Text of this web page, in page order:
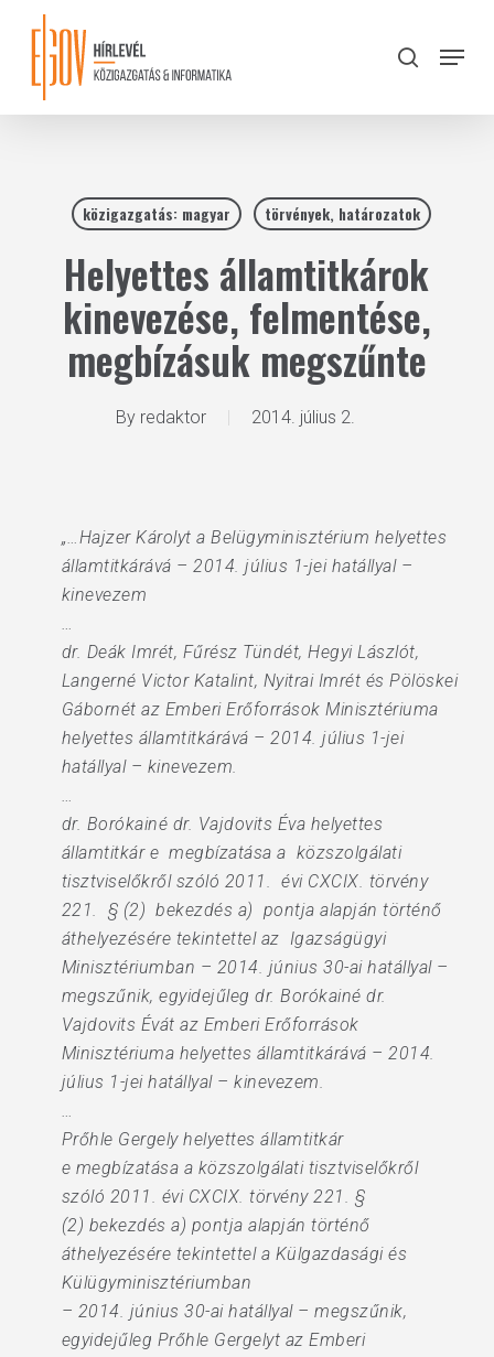
content
search
Menu
közigazgatás: magyar törvények, határozatok
Helyettes államtitkárok
kinevezése, felmentése,
megbízásuk megszűnte
By redaktor 2014. július 2.
„…Hajzer Károlyt a Belügyminisztérium helyettes
államtitkárává – 2014. július 1-jei hatállyal –
kinevezem
…
dr. Deák Imrét, Fűrész Tündét, Hegyi Lászlót,
Langerné Victor Katalint, Nyitrai Imrét és Pölöskei
Gábornét az Emberi Erőforrások Minisztériuma
helyettes államtitkárává – 2014. július 1-jei
hatállyal – kinevezem.
…
dr. Borókainé dr. Vajdovits Éva helyettes
államtitkár e megbízatása a közszolgálati
tisztviselőkről szóló 2011. évi CXCIX. törvény
221. § (2) bekezdés a) pontja alapján történő
áthelyezésére tekintettel az Igazságügyi
Minisztériumban – 2014. június 30-ai hatállyal –
megszűnik, egyidejűleg dr. Borókainé dr.
Vajdovits Évát az Emberi Erőforrások
Minisztériuma helyettes államtitkárává – 2014.
július 1-jei hatállyal – kinevezem.
…
Prőhle Gergely helyettes államtitkár
e megbízatása a közszolgálati tisztviselőkről
szóló 2011. évi CXCIX. törvény 221. §
(2) bekezdés a) pontja alapján történő
áthelyezésére tekintettel a Külgazdasági és
Külügyminisztériumban
– 2014. június 30-ai hatállyal – megszűnik,
egyidejűleg Prőhle Gergelyt az Emberi
Close